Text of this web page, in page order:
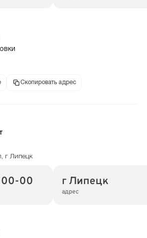
Скопировать адрес
г Липецк
00 г Липецк
адрес